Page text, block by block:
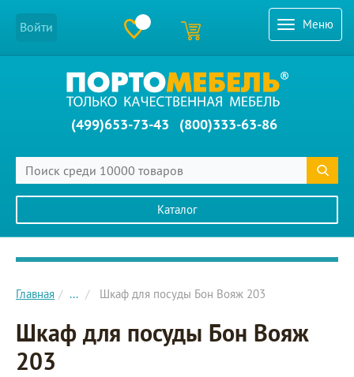
Меню
Войти
(499)653-73-43 (800)333-63-86
Каталог
Главное меню сайта
Главная ... Шкаф для посуды Бон Вояж 203
Шкаф для посуды Бон Вояж
203